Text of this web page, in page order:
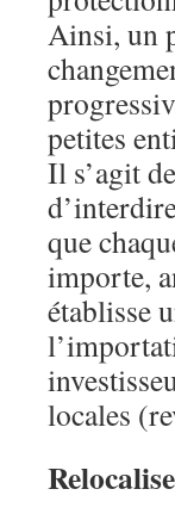
Ainsi, un
petites
Il s’agit
que
importe,
établisse
locales